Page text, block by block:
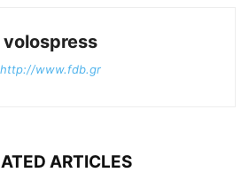
volospress
http://www.fdb.gr
ARTICLES